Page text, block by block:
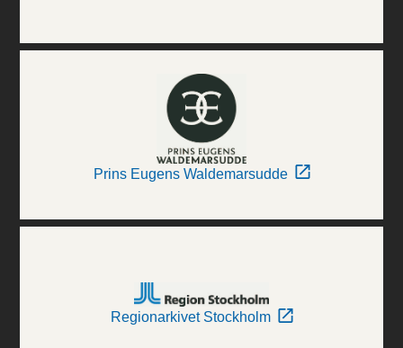
Prins Eugens Waldemarsudde
Regionarkivet Stockholm